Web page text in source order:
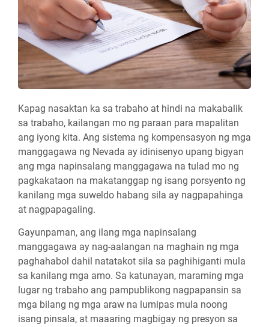
Kapag nasaktan ka sa trabaho at hindi na makabalik
sa trabaho, kailangan mo ng paraan para mapalitan
ang iyong kita. Ang sistema ng kompensasyon ng mga
manggagawa ng Nevada ay idinisenyo upang bigyan
ang mga napinsalang manggagawa na tulad mo ng
pagkakataon na makatanggap ng isang porsyento ng
kanilang mga suweldo habang sila ay nagpapahinga
at nagpapagaling.
Gayunpaman, ang ilang mga napinsalang
manggagawa ay nag-aalangan na maghain ng mga
paghahabol dahil natatakot sila sa paghihiganti mula
sa kanilang mga amo. Sa katunayan, maraming mga
lugar ng trabaho ang pampublikong nagpapansin sa
mga bilang ng mga araw na lumipas mula noong
isang pinsala, at maaaring magbigay ng presyon sa